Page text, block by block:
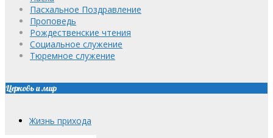
Пасхальное Поздравление
Проповедь
Рождественские чтения
Социальное служение
Тюремное служение
Церковь и мир
Жизнь прихода